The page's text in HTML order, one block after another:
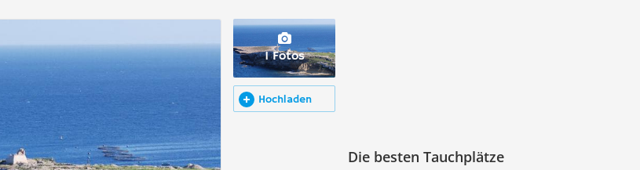
Die besten Tauchplätze
1 Fotos
Hochladen